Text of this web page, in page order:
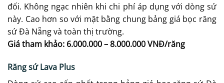
đối. Không ngạc nhiên khi chi phí áp dụng với dòng sứ
này. Cao hơn so với mặt bằng chung bảng giá bọc răng
sứ Đà Nẵng và toàn thị trường.
Giá tham khảo: 6.000.000 – 8.000.000 VNĐ/răng
Răng sứ Lava Plus